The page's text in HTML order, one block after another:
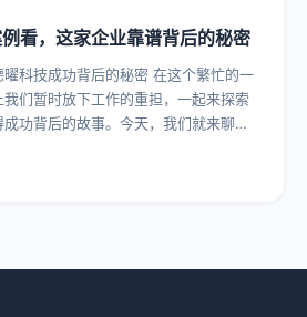
看，这家企业靠谱背后的秘密
功背后的秘密 在这个繁忙的一
们暂时放下工作的重担，一起来探索
功背后的故事。今天，我们就来聊聊